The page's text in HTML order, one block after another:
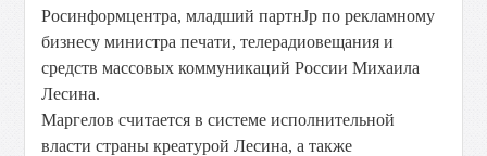
Росинформцентра, младший партнЈр по рекламному
бизнесу министра печати, телерадиовещания и
средств массовых коммуникаций России Михаила
Лесина.
Маргелов считается в системе исполнительной
власти страны креатурой Лесина, а также